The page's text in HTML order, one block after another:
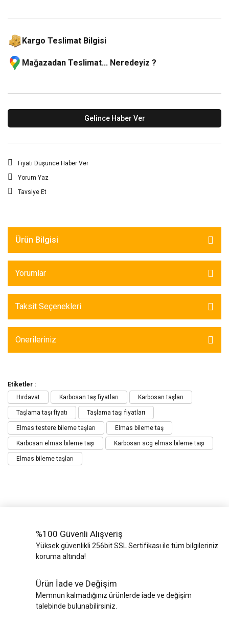
Kargo Teslimat Bilgisi
Mağazadan Teslimat... Neredeyiz ?
Gelince Haber Ver
Fiyatı Düşünce Haber Ver
Yorum Yaz
Tavsiye Et
Ürün Bilgisi
Yorumlar
Taksit Seçenekleri
Önerileriniz
Etiketler :
Hırdavat
Karbosan taş fiyatları Karbosan taşları
Taşlama taşı fiyatı Taşlama taşı fiyatları
Elmas testere bileme taşları Elmas bileme taş
Karbosan elmas bileme taşı Karbosan scg elmas bileme taşı
Elmas bileme taşları
%100 Güvenli Alışveriş
Yüksek güvenlikli 256bit SSL Sertifikası ile tüm bilgileriniz
koruma altında!
Ürün İade ve Değişim
Memnun kalmadığınız ürünlerde iade ve değişim
talebinde bulunabilirsiniz.